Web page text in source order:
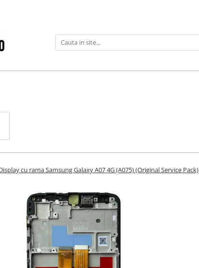
cu rama Samsung Galaxy A07 4G (A075) (Original Service Pack)